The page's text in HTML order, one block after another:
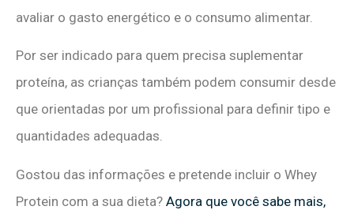
avaliar o gasto energético e o consumo alimentar.
Por ser indicado para quem precisa suplementar
proteína, as crianças também podem consumir desde
que orientadas por um profissional para definir tipo e
quantidades adequadas.
Gostou das informações e pretende incluir o Whey
Protein com a sua dieta? Agora que você sabe mais,